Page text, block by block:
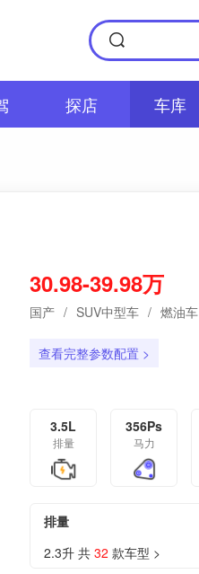
探店 车库
30.98-39.98万
国产 / SUV中型车 / 燃油车
查看完整参数配置 >
3.5L
排量
356Ps
马力
排量
2.3升 共 32 款车型 >